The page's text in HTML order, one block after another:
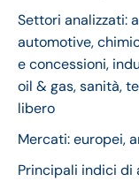
Settori analizzati:
automotive,
e concessioni,
oil & gas, sanità,
libero
Mercati: europei,
Principali indici di